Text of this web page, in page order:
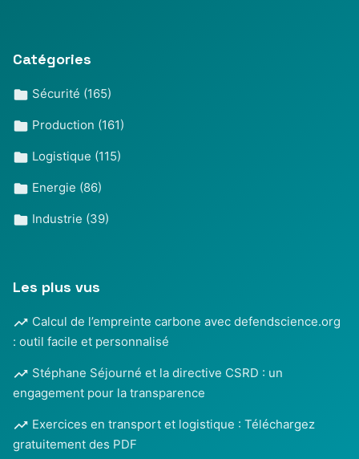
Catégories
Sécurité (165)
Production (161)
Logistique (115)
Energie (86)
Industrie (39)
Les plus vus
Calcul de l’empreinte carbone avec defendscience.org
: outil facile et personnalisé
Stéphane Séjourné et la directive CSRD : un
engagement pour la transparence
Exercices en transport et logistique : Téléchargez
gratuitement des PDF